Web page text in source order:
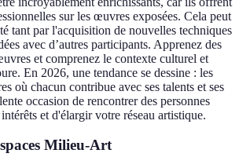
sur les œuvres exposées. Cela peut
tant par l'acquisition de nouvelles techniques
avec d’autres participants. Apprenez des
et comprenez le contexte culturel et
En 2026, une tendance se dessine : les
où chacun contribue avec ses talents et ses
occasion de rencontrer des personnes
et d'élargir votre réseau artistique.
Milieu-Art